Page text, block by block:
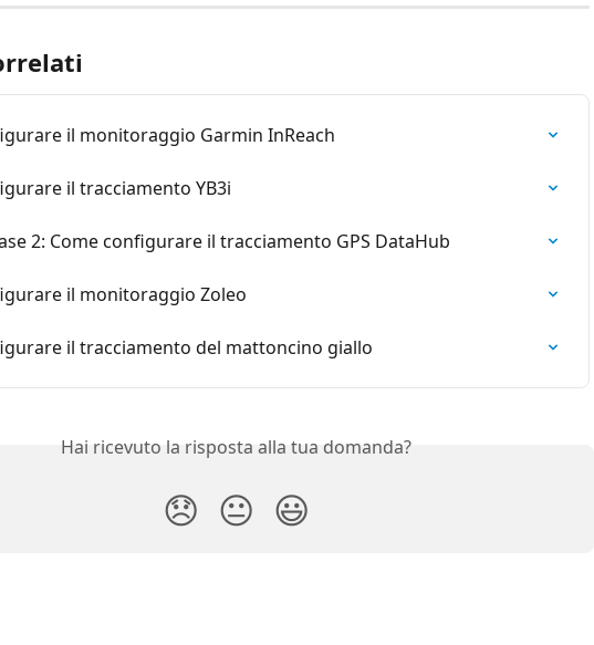
il monitoraggio Garmin InReach
il tracciamento YB3i
2: Come configurare il tracciamento GPS DataHub
il monitoraggio Zoleo
il tracciamento del mattoncino giallo
Hai ricevuto la risposta alla tua domanda?
😞 😐 😃